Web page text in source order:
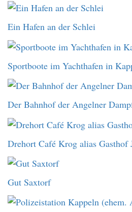
Ein Hafen an der Schlei
Sportboote im Yachthafen in
Der Bahnhof der Angelner
Drehort Café Krog alias Gasthof
Gut Saxtorf